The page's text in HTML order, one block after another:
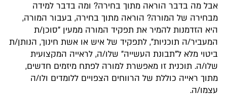
אבל מה בדבר הוראה מתוך בחירה? ומה בדבר למידה
מבחירה של המורה? הוראה מתוך בחירה, בעבור המורה,
היא הזדמנות להמיר את תפקיד המורה ממעין "סוכן/ת
המעביר/ה תוכניות", לתפקיד של איש או אשת חינוך, הנותן/ת
ביטוי מלא ל"תבונת העשייה" שלו/ה, לראייה המקצועית
שלו/ה. תוכנית זו מאפשרת למורה לפתח מיזמים חדשים,
מתוך ראייה כוללת של הרווחים הצפויים ללומדים ולו/ה
עצמו/ה.